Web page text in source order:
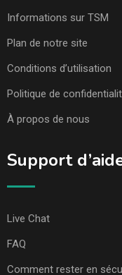
Informations sur TSM
Plan de notre site
Conditions d’utilisation
Politique de
À propos de nous
Support
Live Chat
FAQ
Comment rester en